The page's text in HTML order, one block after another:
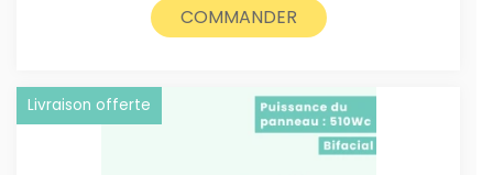
COMMANDER
Livraison offerte